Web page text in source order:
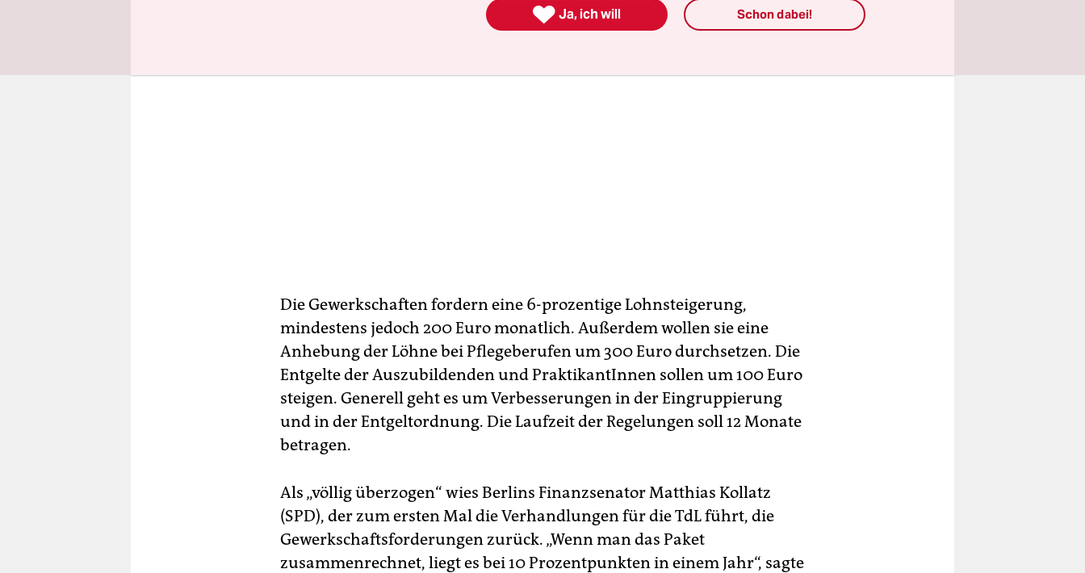
Die Gewerkschaften fordern eine 6-prozentige Lohnsteigerung,
mindestens jedoch 200 Euro monatlich. Außerdem wollen sie eine
Anhebung der Löhne bei Pflegeberufen um 300 Euro durchsetzen. Die
Entgelte der Auszubildenden und PraktikantInnen sollen um 100 Euro
steigen. Generell geht es um Verbesserungen in der Eingruppierung
und in der Entgeltordnung. Die Laufzeit der Regelungen soll 12 Monate
betragen.
Als „völlig überzogen“ wies Berlins Finanzsenator Matthias Kollatz
(SPD), der zum ersten Mal die Verhandlungen für die TdL führt, die
Gewerkschafts­forderungen zurück. „Wenn man das Paket
zusammenrechnet, liegt es bei 10 Prozentpunkten in einem Jahr“, sagte
 Ja, ich will Schon dabei!